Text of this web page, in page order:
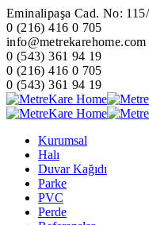
Eminalipaşa Cad. No:
0 (216) 416 0 705
info@metrekarehome.com
0 (543) 361 94 19
0 (216) 416 0 705
0 (543) 361 94 19
Kurumsal
Halı
Duvar Kağıdı
Parke
PVC
Perde